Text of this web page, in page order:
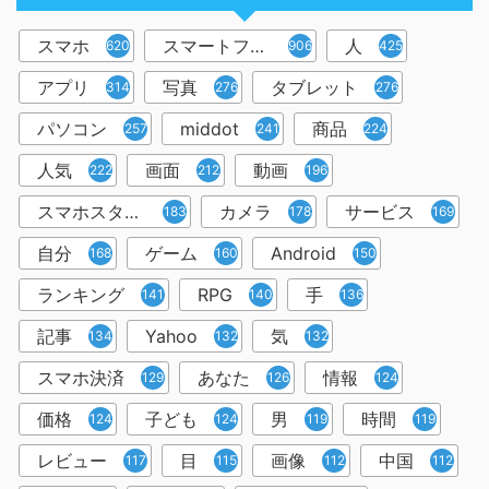
スマホ 6202 スマートフォン 906 人 425
アプリ 314 写真 276 タブレット 276
パソコン 257 middot 241 商品 224
人気 222 画面 212 動画 196
スマホスタンド 183 カメラ 178 サービス 169
自分 168 ゲーム 160 Android 150
ランキング 141 RPG 140 手 136
記事 134 Yahoo 132 気 132
スマホ決済 129 あなた 126 情報 124
価格 124 子ども 124 男 119 時間 119
レビュー 117 目 115 画像 112 中国 112